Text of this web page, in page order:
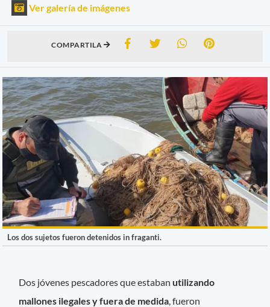
Ver galería de imágenes
COMPARTILA
Los dos sujetos fueron detenidos in fraganti.
Dos jóvenes pescadores que estaban utilizando
mallones ilegales y fuera de medida , fueron